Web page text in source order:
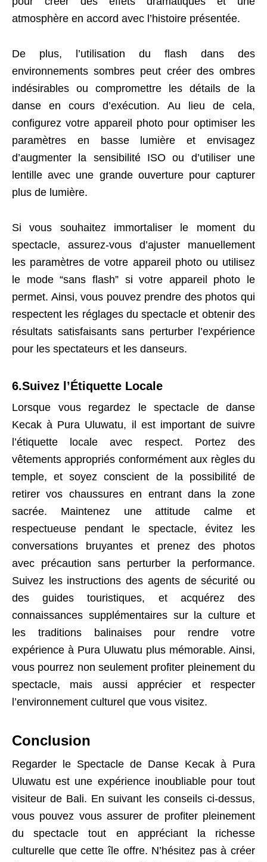
atmosphère en accord avec l’histoire présentée.
De plus, l’utilisation du flash dans des
environnements sombres peut créer des ombres
indésirables ou compromettre les détails de la
danse en cours d’exécution. Au lieu de cela,
configurez votre appareil photo pour optimiser les
paramètres en basse lumière et envisagez
d’augmenter la sensibilité ISO ou d’utiliser une
lentille avec une grande ouverture pour capturer
plus de lumière.
Si vous souhaitez immortaliser le moment du
spectacle, assurez-vous d’ajuster manuellement
les paramètres de votre appareil photo ou utilisez
le mode “sans flash” si votre appareil photo le
permet. Ainsi, vous pouvez prendre des photos qui
respectent les réglages du spectacle et obtenir des
résultats satisfaisants sans perturber l’expérience
pour les spectateurs et les danseurs.
6.Suivez l’Étiquette Locale
Lorsque vous regardez le spectacle de danse
Kecak à Pura Uluwatu, il est important de suivre
l’étiquette locale avec respect. Portez des
vêtements appropriés conformément aux règles du
temple, et soyez conscient de la possibilité de
retirer vos chaussures en entrant dans la zone
sacrée. Maintenez une attitude calme et
respectueuse pendant le spectacle, évitez les
conversations bruyantes et prenez des photos
avec précaution sans perturber la performance.
Suivez les instructions des agents de sécurité ou
des guides touristiques, et acquérez des
connaissances supplémentaires sur la culture et
les traditions balinaises pour rendre votre
expérience à Pura Uluwatu plus mémorable. Ainsi,
vous pourrez non seulement profiter pleinement du
spectacle, mais aussi apprécier et respecter
l’environnement culturel que vous visitez.
Conclusion
Regarder le Spectacle de Danse Kecak à Pura
Uluwatu est une expérience inoubliable pour tout
visiteur de Bali. En suivant les conseils ci-dessus,
vous pouvez vous assurer de profiter pleinement
du spectacle tout en appréciant la richesse
culturelle que cette île offre. N’hésitez pas à créer